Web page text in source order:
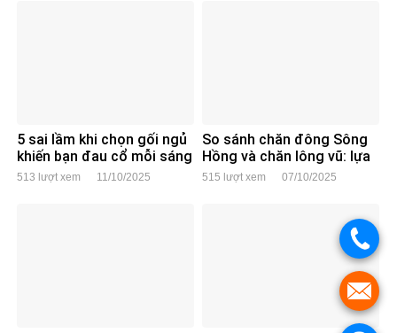
5 sai lầm khi chọn gối ngủ
khiến bạn đau cổ mỗi sáng
513 lượt xem 11/10/2025
So sánh chăn đông Sông
Hồng và chăn lông vũ: lựa
chọn nào cho người Việt?
515 lượt xem 07/10/2025
.
.